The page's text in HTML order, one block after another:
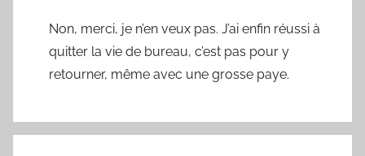
Non, merci, je n’en veux pas. J’ai enfin réussi à
quitter la vie de bureau, c’est pas pour y
retourner, même avec une grosse paye.